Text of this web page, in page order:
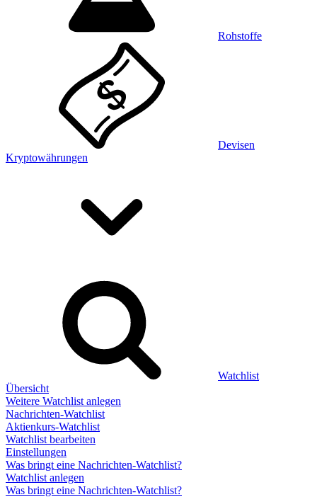
Rohstoffe
Devisen
Kryptowährungen
Watchlist
Übersicht
Weitere Watchlist anlegen
Nachrichten-Watchlist
Aktienkurs-Watchlist
Watchlist bearbeiten
Einstellungen
Was bringt eine Nachrichten-Watchlist?
Watchlist anlegen
Was bringt eine Nachrichten-Watchlist?